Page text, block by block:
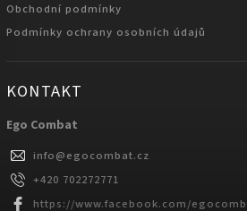
Obchodní podmínky
Podmínky ochrany osobních údajů
KONTAKT
Ego Combat
info@egocombat.cz
+420 702272771
https://www.facebook.com/